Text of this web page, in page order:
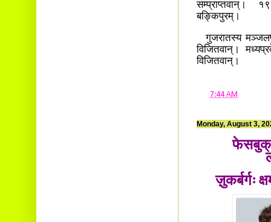
सम्प्राप्तवान्।
बङ्किपुरम्।
गुजरातस्य
विजितवान्।
विजितवान्।
7:44 AM
Monday, August 3,
फेसबुक्-
ज़ुकर्बर्गः